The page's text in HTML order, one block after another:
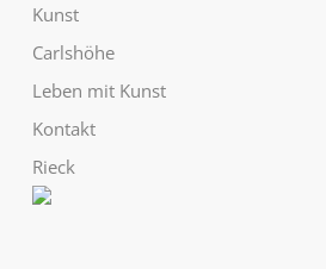
Kunst
Carlshöhe
Leben mit Kunst
Kontakt
Rieck